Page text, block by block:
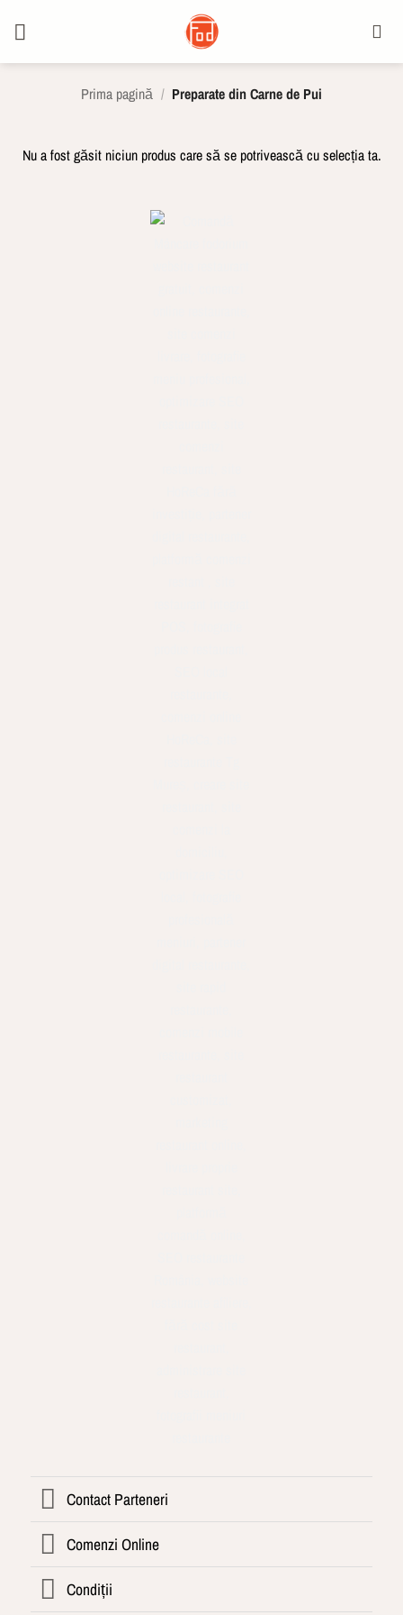
Prima pagină / Preparate din Carne de Pui
Nu a fost găsit niciun produs care să se potrivească cu selecția ta.
Contact Parteneri
Comenzi Online
Condiții